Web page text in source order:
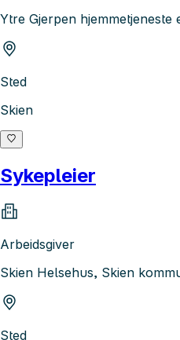
Ytre Gjerpen hjemmetjeneste
Sted
Skien
Sykepleier
Arbeidsgiver
Skien Helsehus, Skien
Sted